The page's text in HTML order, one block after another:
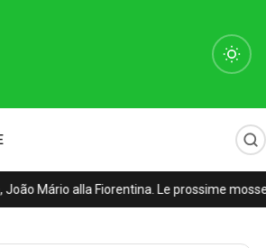
Mário alla Fiorentina. Le prossime